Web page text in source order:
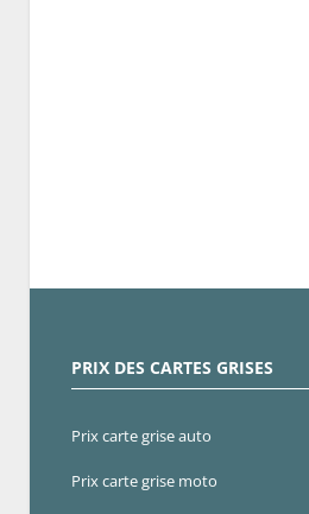
PRIX DES CARTES GRISES
Prix carte grise auto
Prix carte grise moto